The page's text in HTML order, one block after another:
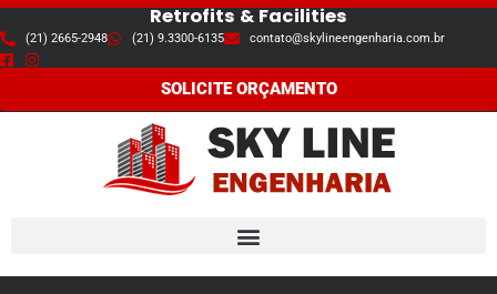
Pular
o
Retrofits & Facilities
(21) 2665-2948 (21) 9.3300-6135 contato@skylineengenharia.com.br
SOLICITE ORÇAMENTO